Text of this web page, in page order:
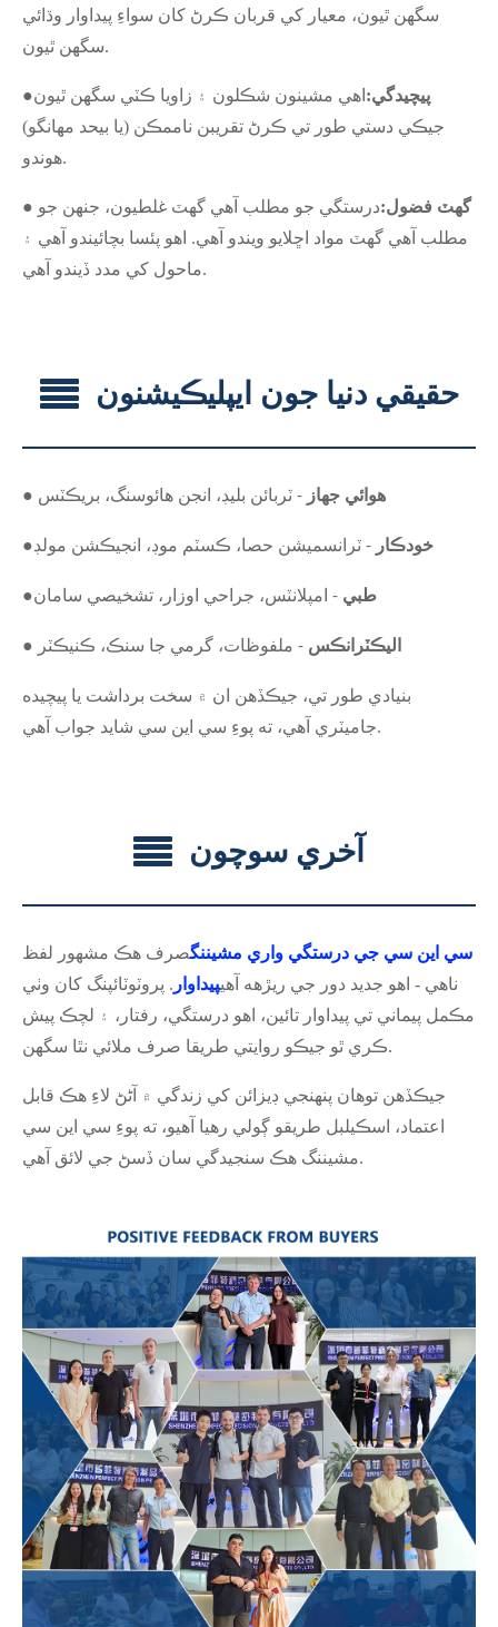
سگهن ٿيون، معيار کي قربان ڪرڻ کان سواءِ پيداوار وڌائي
سگهن ٿيون.
● پيچيدگي: اهي مشينون شڪلون ۽ زاويا ڪٽي سگهن ٿيون
جيڪي دستي طور تي ڪرڻ تقريبن ناممڪن (يا بيحد مهانگو)
هوندو.
● گھٽ فضول:درستگي جو مطلب آهي گهٽ غلطيون، جنهن جو
مطلب آهي گهٽ مواد اڇلايو ويندو آهي. اهو پئسا بچائيندو آهي ۽
ماحول کي مدد ڏيندو آهي.
حقيقي دنيا جون ايپليڪيشنون
● هوائي جهاز - ٽربائن بليڊ، انجن هائوسنگ، بريڪٽس
● خودڪار - ٽرانسميشن حصا، ڪسٽم موڊ، انجيڪشن مولڊ
● طبي - امپلانٽس، جراحي اوزار، تشخيصي سامان
● اليڪٽرانڪس - ملفوظات، گرمي جا سنڪ، ڪنيڪٽر
بنيادي طور تي، جيڪڏهن ان ۾ سخت برداشت يا پيچيده
جاميٽري آهي، ته پوءِ سي اين سي شايد جواب آهي.
آخري سوچون
سي اين سي جي درستگي واري مشيننگصرف هڪ مشهور لفظ
ناهي - اهو جديد دور جي ريڙهه آهيپيداوار . پروٽوٽائپنگ کان وٺي
مڪمل پيماني تي پيداوار تائين، اهو درستگي، رفتار، ۽ لچڪ پيش
ڪري ٿو جيڪو روايتي طريقا صرف ملائي نٿا سگهن.
جيڪڏهن توهان پنهنجي ڊيزائن کي زندگي ۾ آڻڻ لاءِ هڪ قابل
اعتماد، اسڪيلبل طريقو ڳولي رهيا آهيو، ته پوءِ سي اين سي
مشيننگ هڪ سنجيدگي سان ڏسڻ جي لائق آهي.